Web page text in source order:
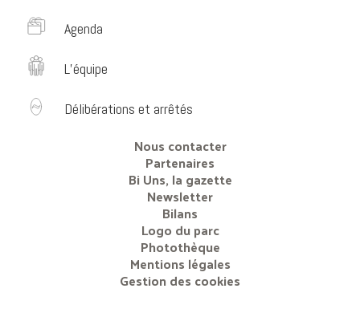
Agenda
L’équipe
Délibérations et arrêtés
Nous contacter
Partenaires
Bi Uns, la gazette
Newsletter
Bilans
Logo du parc
Photothèque
Mentions légales
Gestion des cookies